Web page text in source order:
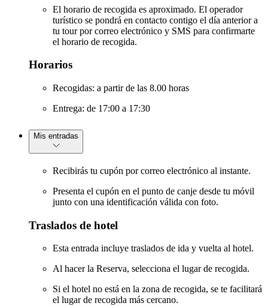
El horario de recogida es aproximado. El operador
turístico se pondrá en contacto contigo el día anterior a
tu tour por correo electrónico y SMS para confirmarte
el horario de recogida.
Horarios
Recogidas: a partir de las 8.00 horas
Entrega: de 17:00 a 17:30
Mis entradas
Recibirás tu cupón por correo electrónico al instante.
Presenta el cupón en el punto de canje desde tu móvil
junto con una identificación válida con foto.
Traslados de hotel
Esta entrada incluye traslados de ida y vuelta al hotel.
Al hacer la Reserva, selecciona el lugar de recogida.
Si el hotel no está en la zona de recogida, se te facilitará
el lugar de recogida más cercano.